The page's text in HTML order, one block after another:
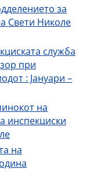
за
Свети Николе
служба
при
: Јануари –
на
инспекциски
на